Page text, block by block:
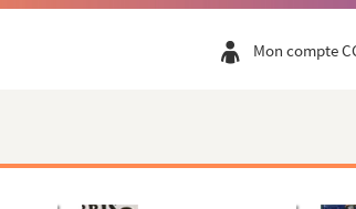
Mon compte